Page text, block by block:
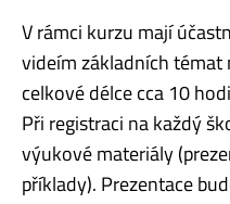
V rámci kurzu mají
videím základních
celkové délce cca 10
Při registraci na každý
výukové materiály
příklady). Prezentace